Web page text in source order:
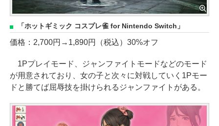
「ホットギミック コスプレ雀 for Nintendo Switch」
価格：2,700円→1,890円（税込）30%オフ
1Pプレイモード、ジャンファイトモードなどのモード
が用意されており、女の子と次々に対戦していく1Pモー
ドと勝てば屈辱技を掛けられるジャンファイトがある。